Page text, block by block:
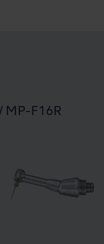
MP-F16R